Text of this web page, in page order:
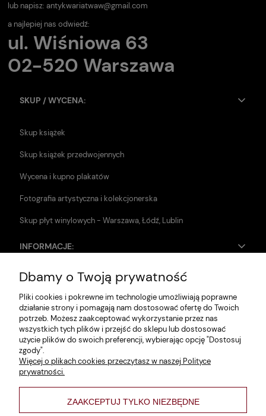
lub napisz: antykwariatwaw@gmail.com
a najlepiej nas odwiedź:
ul. Wiśniowa 63
02-520 Warszawa
SKUP / WYCENA:
Skup książek
Skup książek przedwojennych
Wycena i kupno plakatów
Fotografia artystyczna i kolekcjonerska
Skup płyt winylowych - Warszawa, Łódź, Lublin
INFORMACJE:
Zwroty i reklamacje
Dane firmy
Jak szukać?
Polityka prywatności
Regulamin
Poltyka cookies
varsaviana
Dbamy o Twoją prywatność
Pliki cookies i pokrewne im technologie umożliwiają poprawne
działanie strony i pomagają nam dostosować ofertę do Twoich
potrzeb. Możesz zaakceptować wykorzystanie przez nas
wszystkich tych plików i przejść do sklepu lub dostosować
użycie plików do swoich preferencji, wybierając opcję "Dostosuj
zgody".
Więcej o plikach cookies przeczytasz w naszej Polityce
prywatności.
ZAAKCEPTUJ TYLKO NIEZBĘDNE